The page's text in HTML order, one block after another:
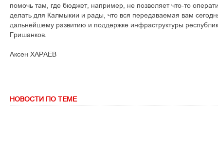
помочь там, где бюджет, например, не позволяет что-то
делать для Калмыкии и рады, что вся передаваемая вам
дальнейшему развитию и поддержке инфраструктуры
Гришанков.
Аксён ХАРАЕВ
НОВОСТИ ПО ТЕМЕ